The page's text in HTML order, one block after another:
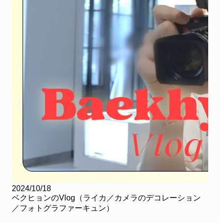
2024/10/18
ベクヒョンのVlog（ライカ／カメラのデコレーション
／フォトグラファーキュン）